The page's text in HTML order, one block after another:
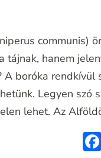
communis)
tájnak, hanem
A boróka
Legyen szó
lehet. Az